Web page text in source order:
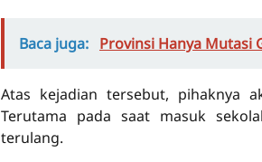
Baca juga: Provinsi Hanya Mutasi
Atas kejadian tersebut, pihaknya
Terutama pada saat masuk
terulang.